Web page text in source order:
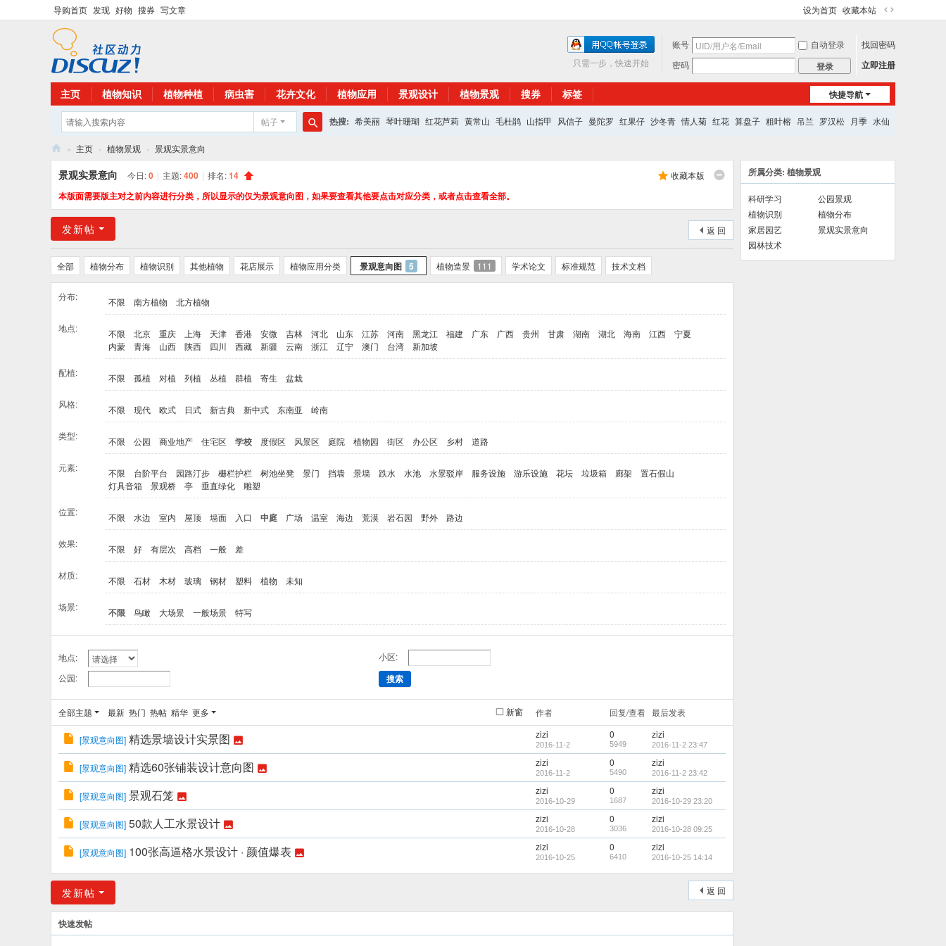
导购首页 发现 好物 搜券 写文章 设为首页 收藏本站
切
到
宽
版
账号 自动登录
找回密码
密码
登录 立即注册
只需一步，快速开始
快捷导航
主页 植物知识 植物种植 病虫害 花卉文化 植物应用 景观设计 植物景观 搜券 标签
帖子
索
热搜: 希美丽 琴叶珊瑚 红花芦莉 黄常山 毛杜鹃 山指甲 风信子 曼陀罗 红果仔 沙冬青 情人菊 红花 算盘子 粗叶榕 吊兰 罗汉松 月季 水仙
花
植
» 主页 › 植物景观 › 景观实景意向
收藏本版
景观实景意向 今日:0 | 主题:400 | 排名:14
本版面需要版主对之前内容进行分类，所以显示的仅为景观意向图，如果要查看其他要点击对应分类，或者点击查看全部。
返 回
发新帖
全部 植物分布 植物识别 其他植物 花店展示 植物应用分类 景观意向图 5 植物造景 111 学术论文 标准规范 技术文档
分布: 不限 南方植物 北方植物
地点: 不限 北京 重庆 上海 天津 香港 安微 吉林 河北 山东 江苏 河南 黑龙江 福建 广东 广西 贵州 甘肃 湖南 湖北 海南 江西
宁夏
内蒙
青海 山西 陕西 四川 西藏 新疆 云南 浙江 辽宁 澳门 台湾 新加坡
配植: 不限 孤植 对植 列植 丛植 群植 寄生 盆栽
风格: 不限 现代 欧式 日式 新古典 新中式 东南亚 岭南
类型: 不限 公园 商业地产 住宅区 学校 度假区 风景区 庭院 植物园 街区 办公区 乡村 道路
元素: 不限 台阶平台 园路汀步 栅栏护栏 树池坐凳 景门 挡墙 景墙 跌水 水池 水景驳岸 服务设施 游乐设施 花坛 垃圾箱 廊架
置石假山
灯具音箱
景观桥 亭 垂直绿化 雕塑
位置: 不限 水边 室内 屋顶 墙面 入口 中庭 广场 温室 海边 荒漠 岩石园 野外 路边
效果: 不限 好 有层次 高档 一般 差
材质: 不限 石材 木材 玻璃 钢材 塑料 植物 未知
场景: 不限 鸟瞰 大场景 一般场景 特写
地点:
小区:
公园:
搜索
新窗
全部主题 最新 热门 热帖 精华 更多 作者 回复/查看 最后发表
[景观意向图] 精选景墙设计实景图 zizi
2016-11-2
0
5949
zizi
2016-11-2 23:47
[景观意向图] 精选60张铺装设计意向图 zizi
2016-11-2
0
5490
zizi
2016-11-2 23:42
[景观意向图] 景观石笼 zizi
2016-10-29
0
1687
zizi
2016-10-29 23:20
[景观意向图] 50款人工水景设计 zizi
2016-10-28
0
3036
zizi
2016-10-28 09:25
[景观意向图] 100张高逼格水景设计 · 颜值爆表 zizi
2016-10-25
0
6410
zizi
2016-10-25 14:14
返 回
发新帖
快速发帖
所属分类: 植物景观
科研学习
公园景观
植物识别
植物分布
家居园艺
景观实景意向
园林技术